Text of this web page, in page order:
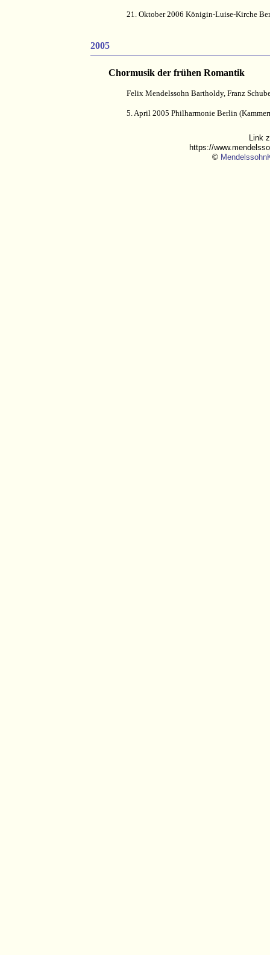
21. Oktober 2006 Königin-Luise-Kirche
2005
Chormusik der frühen Romantik
Felix Mendelssohn Bartholdy, Franz
5. April 2005 Philharmonie Berlin
Link
https://
©